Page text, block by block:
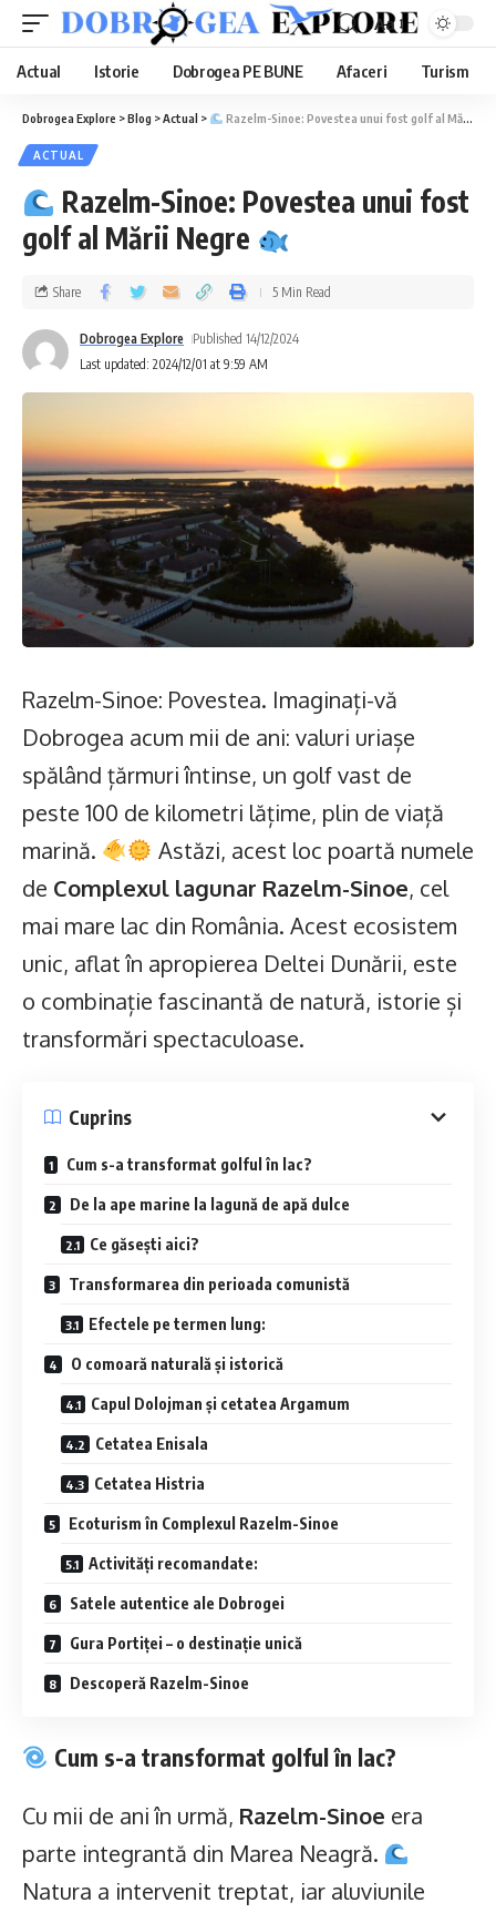
Aa
Actual Istorie Dobrogea PE BUNE Afaceri Turism
Dobrogea Explore >Blog >Actual > Razelm-Sinoe: Povestea unui fost golf al Mării Negre
ACTUAL
Razelm-Sinoe: Povestea unui fost
golf al Mării Negre
Last updated: 2024/12/01 at 9:59 AM
Dobrogea Explore Published 14/12/2024
Share 5 Min Read
Razelm-Sinoe: Povestea. Imaginați-vă
Dobrogea acum mii de ani: valuri uriașe
spălând țărmuri întinse, un golf vast de
peste 100 de kilometri lățime, plin de viață
marină.
Astăzi, acest loc poartă numele
de Complexul lagunar Razelm-Sinoe, cel
mai mare lac din România. Acest ecosistem
unic, aflat în apropierea Deltei Dunării, este
o combinație fascinantă de natură, istorie și
transformări spectaculoase.
Cuprins
Cum s-a transformat golful în lac?
De la ape marine la lagună de apă dulce
Ce găsești aici?
Transformarea din perioada comunistă
Efectele pe termen lung:
O comoară naturală și istorică
Capul Dolojman și cetatea Argamum
Cetatea Enisala
Cetatea Histria
Ecoturism în Complexul Razelm-Sinoe
Activități recomandate:
Satele autentice ale Dobrogei
Gura Portiței – o destinație unică
Descoperă Razelm-Sinoe
Cum s-a transformat golful în lac?
Cu mii de ani în urmă, Razelm-Sinoe era
parte integrantă din Marea Neagră.
Natura a intervenit treptat, iar aluviunile